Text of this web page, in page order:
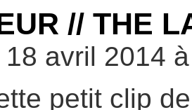
// THE
avril 2014
petit clip